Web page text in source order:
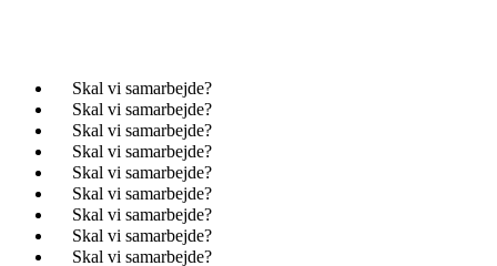
Skal vi samarbejde?
Skal vi samarbejde?
Skal vi samarbejde?
Skal vi samarbejde?
Skal vi samarbejde?
Skal vi samarbejde?
Skal vi samarbejde?
Skal vi samarbejde?
Skal vi samarbejde?